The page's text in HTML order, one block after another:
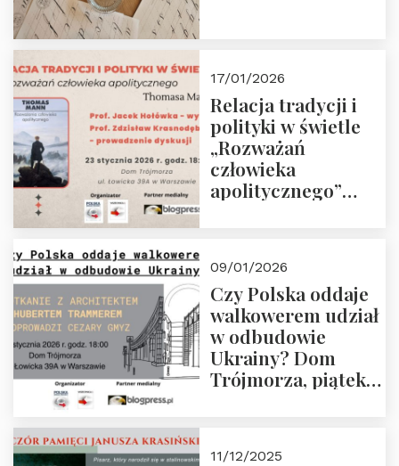
17/01/2026
Relacja tradycji i
polityki w świetle
„Rozważań
człowieka
apolitycznego”
godz. 18:00.
Zapraszamy!
09/01/2026
Czy Polska oddaje
walkowerem udział
w odbudowie
Ukrainy? Dom
Trójmorza, piątek
11/12/2025